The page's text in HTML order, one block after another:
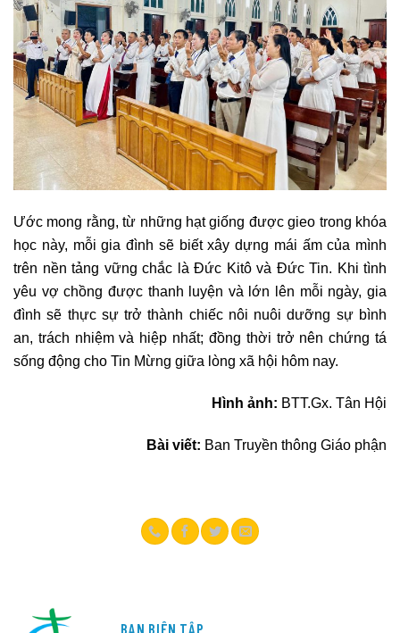
Ước mong rằng, từ những hạt giống được gieo trong khóa
học này, mỗi gia đình sẽ biết xây dựng mái ấm của mình
trên nền tảng vững chắc là Đức Kitô và Đức Tin. Khi tình
yêu vợ chồng được thanh luyện và lớn lên mỗi ngày, gia
đình sẽ thực sự trở thành chiếc nôi nuôi dưỡng sự bình
an, trách nhiệm và hiệp nhất; đồng thời trở nên chứng tá
sống động cho Tin Mừng giữa lòng xã hội hôm nay.
Hình ảnh: BTT.Gx. Tân Hội
Bài viết: Ban Truyền thông Giáo phận
BAN BIÊN TẬP